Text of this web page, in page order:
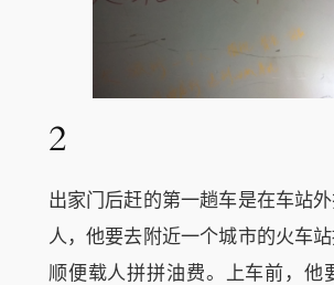
2
出家门后赶的第一趟车是在车站
人，他要去附近一个城市的火车站
顺便载人拼拼油费。上车前，他